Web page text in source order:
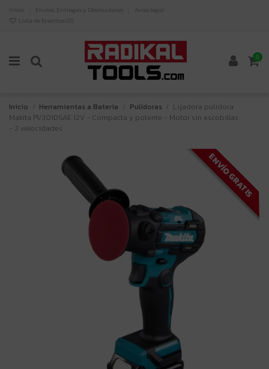
Inicio Envíos, Entregas y Devoluciones
Aviso legal
Lista de favoritos ( 0)
0
Inicio Herramientas a Bateria Pulidoras
Lijadora pulidora
Makita PV301DSAE 12V - Compacta y potente - Motor sin escobillas
- 2 velocidades
ENVÍO GRATIS